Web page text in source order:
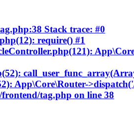
Stack trace: #0
require() #1
App\Core\Router-
tag.php on line 38